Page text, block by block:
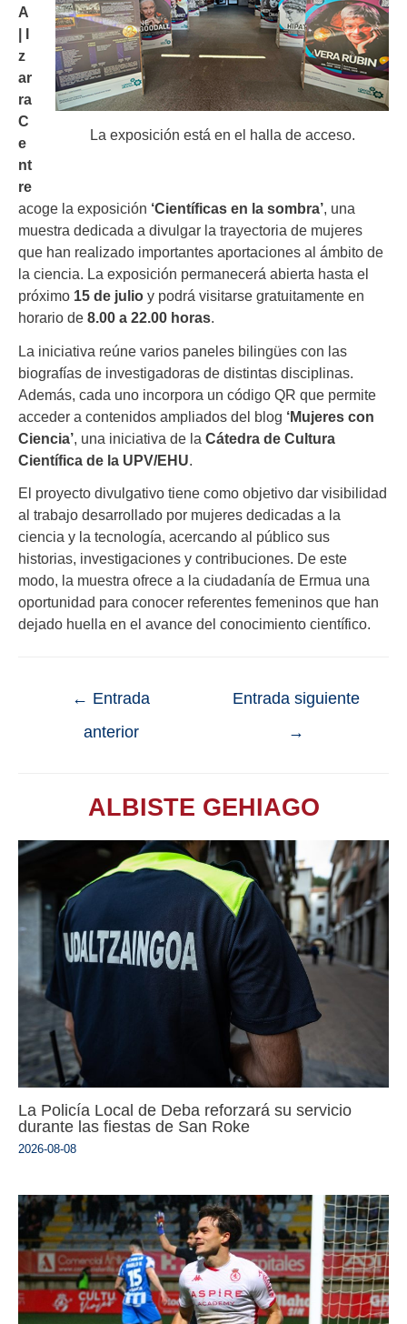
La exposición está en el halla de acceso.
A
z
ar
ra
C
e
nt
re
acoge la exposición ‘Científicas en la sombra’, una
muestra dedicada a divulgar la trayectoria de mujeres
que han realizado importantes aportaciones al ámbito de
la ciencia. La exposición permanecerá abierta hasta el
próximo 15 de julio y podrá visitarse gratuitamente en
horario de 8.00 a 22.00 horas.
La iniciativa reúne varios paneles bilingües con las
biografías de investigadoras de distintas disciplinas.
Además, cada uno incorpora un código QR que permite
acceder a contenidos ampliados del blog ‘Mujeres con
Ciencia’ , una iniciativa de la Cátedra de Cultura
Científica de la UPV/EHU
El proyecto divulgativo tiene como objetivo dar visibilidad
al trabajo desarrollado por mujeres dedicadas a la
ciencia y la tecnología, acercando al público sus
historias, investigaciones y contribuciones. De este
modo, la muestra ofrece a la ciudadanía de Ermua una
oportunidad para conocer referentes femeninos que han
dejado huella en el avance del conocimiento científico.
← Entrada
anterior
Entrada siguiente
→
ALBISTE GEHIAGO
La Policía Local de Deba reforzará su servicio
durante las fiestas de San Roke
2026-08-08